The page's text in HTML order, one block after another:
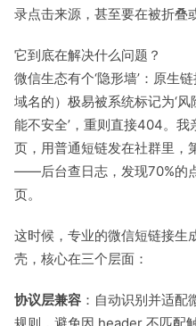
录点击来源，甚至要在被折叠或
它到底在解决什么问题？
微信生态有个‘隐形墙’：原生
域名的）极易被系统标记为‘风
能不安全’，重则直接404。
页，用普通短链发在社群里，
——后台查日志，发现70%的
页。
这时候，专业的微信短链接生
壳，核心在三个层面：
协议层兼容 ：自动识别并适